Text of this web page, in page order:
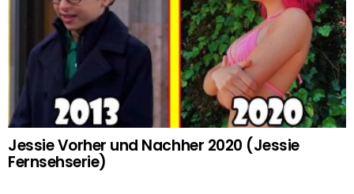
Jessie Vorher und Nachher 2020 (Jessie
Fernsehserie)